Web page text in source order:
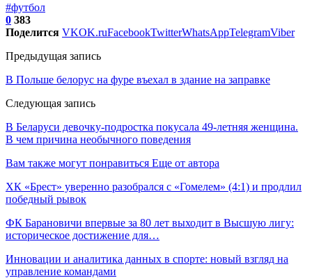
#футбол
0 383
Поделится VKOK.ruFacebookTwitterWhatsAppTelegramViber
Предыдущая запись
В Польше белорус на фуре въехал в здание на заправке
Следующая запись
В Беларуси девочку-подростка покусала 49-летняя женщина.
В чем причина необычного поведения
Вам также могут понравиться Еще от автора
ХК «Брест» уверенно разобрался с «Гомелем» (4:1) и продлил
победный рывок
ФК Барановичи впервые за 80 лет выходит в Высшую лигу:
историческое достижение для…
Инновации и аналитика данных в спорте: новый взгляд на
управление командами